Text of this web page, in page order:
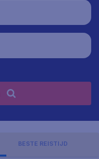
BESTE REISTIJD